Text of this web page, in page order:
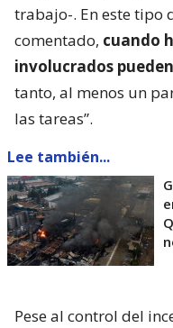
trabajo-. En este tipo
comentado, cuando
involucrados
tanto, al menos un
las tareas”.
Lee también...
Pese al control del